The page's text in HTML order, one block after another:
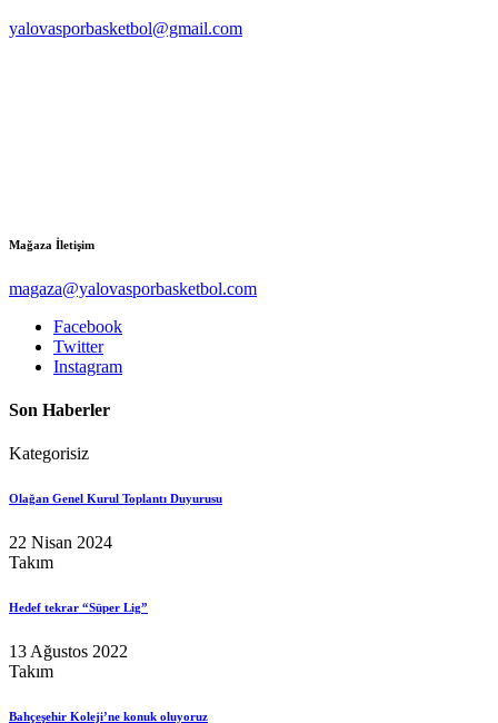
yalovasporbasketbol@gmail.com
Mağaza İletişim
magaza@yalovasporbasketbol.com
Facebook
Twitter
Instagram
Son Haberler
Kategorisiz
Olağan Genel Kurul Toplantı Duyurusu
22 Nisan 2024
Takım
Hedef tekrar “Süper Lig”
13 Ağustos 2022
Takım
Bahçeşehir Koleji’ne konuk oluyoruz